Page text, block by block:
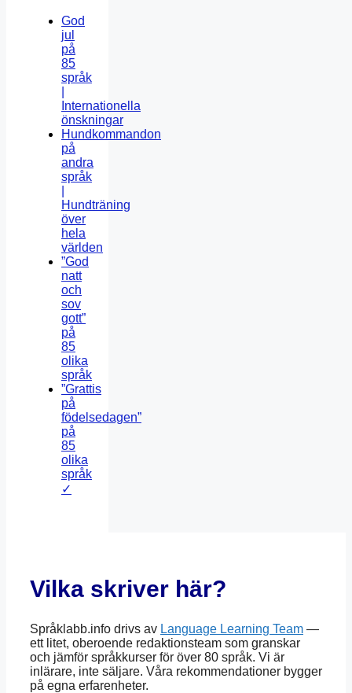
God
jul
på
85
språk
Internationella
önskningar
Hundkommandon
på
andra
språk
Hundträning
över
hela
världen
”God
natt
och
sov
gott”
på
85
olika
språk
”Grattis
på
födelsedagen”
på
85
olika
språk
✓
Vilka skriver här?
Språklabb.info drivs av Language Learning Team —
ett litet, oberoende redaktionsteam som granskar
och jämför språkkurser för över 80 språk. Vi är
inlärare, inte säljare. Våra rekommendationer bygger
på egna erfarenheter.